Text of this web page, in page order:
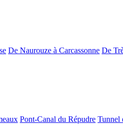
De Naurouze à Carcassonne De
Pont-Canal du Répudre Tunnel